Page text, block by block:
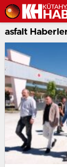
asfalt